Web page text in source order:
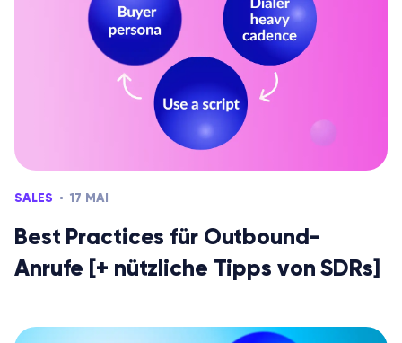
SALES 17 MAI
Best Practices für Outbound-
Anrufe [+ nützliche Tipps von SDRs]